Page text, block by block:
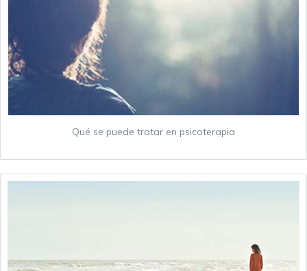
Qué se puede tratar en psicoterapia